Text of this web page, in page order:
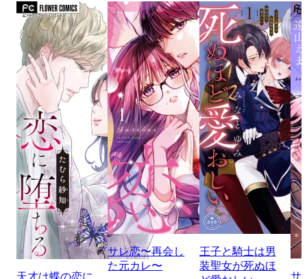
天才は蝶の恋に
サレ恋〜再会し
た元カレ〜
王子と騎士は男
装聖女が死ぬほ
サ